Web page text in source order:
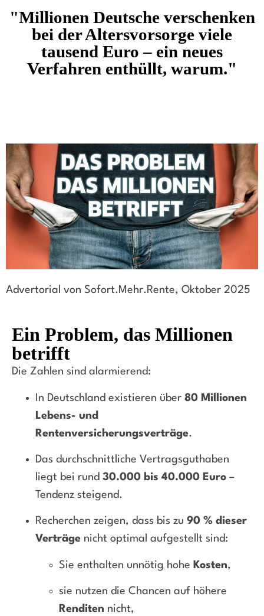
"Millionen Deutsche verschenken
bei der Altersvorsorge viele
tausend Euro – ein neues
Verfahren enthüllt, warum."
Advertorial von Sofort.Mehr.Rente, Oktober 2025
Ein Problem, das Millionen
betrifft
Die Zahlen sind alarmierend:
In Deutschland existieren über 80 Millionen
Lebens- und
Rentenversicherungsverträge.
Das durchschnittliche Vertragsguthaben
liegt bei rund 30.000 bis 40.000 Euro –
Tendenz steigend.
Recherchen zeigen, dass bis zu 90 % dieser
Verträge nicht optimal aufgestellt sind:
Sie enthalten unnötig hohe Kosten,
sie nutzen die Chancen auf höhere
Renditen nicht,